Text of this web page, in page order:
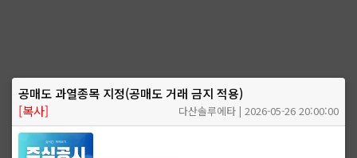
공매도 과열종목 지정(공매도 거래 금지 적용)
[복사]
다산솔루에타 | 2026-05-26 20:00:00